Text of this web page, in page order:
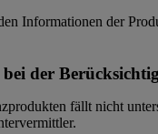
Informationen der
der
fällt nicht